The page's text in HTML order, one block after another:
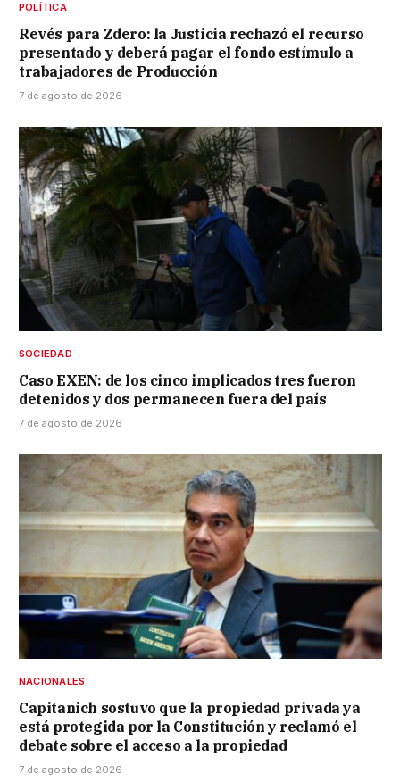
POLÍTICA
Revés para Zdero: la Justicia rechazó el recurso
presentado y deberá pagar el fondo estímulo a
trabajadores de Producción
7 de agosto de 2026
SOCIEDAD
Caso EXEN: de los cinco implicados tres fueron
detenidos y dos permanecen fuera del país
7 de agosto de 2026
NACIONALES
Capitanich sostuvo que la propiedad privada ya
está protegida por la Constitución y reclamó el
debate sobre el acceso a la propiedad
7 de agosto de 2026